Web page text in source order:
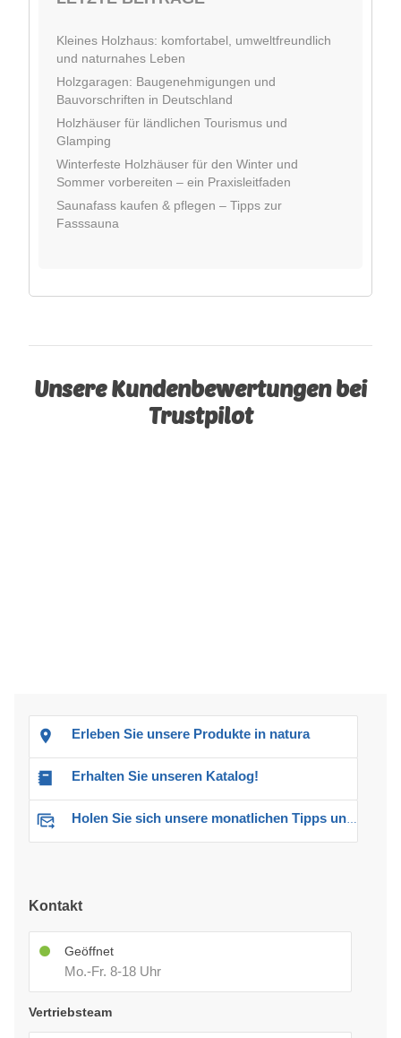
Kleines Holzhaus: komfortabel, umweltfreundlich
und naturnahes Leben
Holzgaragen: Baugenehmigungen und
Bauvorschriften in Deutschland
Holzhäuser für ländlichen Tourismus und
Glamping
Winterfeste Holzhäuser für den Winter und
Sommer vorbereiten – ein Praxisleitfaden
Saunafass kaufen & pflegen – Tipps zur
Fasssauna
Unsere Kundenbewertungen bei
Trustpilot
Erleben Sie unsere Produkte in natura
Erhalten Sie unseren Katalog!
Holen Sie sich unsere monatlichen Tipps und Angebote
Kontakt
Geöffnet
Mo.-Fr. 8-18 Uhr
Vertriebsteam